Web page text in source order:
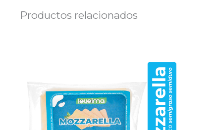
Productos relacionados